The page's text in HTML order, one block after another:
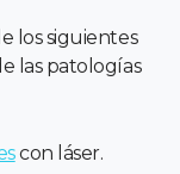
los siguientes
las patologías
con láser.